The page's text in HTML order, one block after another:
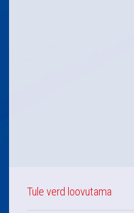
Tule verd loovutama